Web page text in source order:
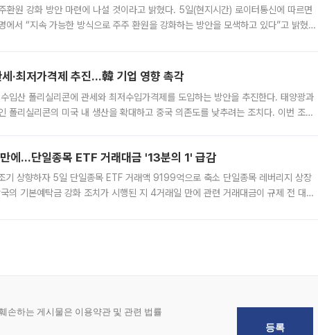
마련에 나설 것이라고 밝혔다. 5일(현지시간) 로이터통신에 따르면
에서 “지속 가능한 방식으로 주주 환원을 강화하는 방안을 모색하고 있다”고 밝혔다.
·최저가격제 추진…韓 기업 영향 촉각
입산 폴리실리콘에 관세와 최저수입가격제를 도입하는 방안을 추진한다. 태양광과
폴리실리콘의 미국 내 생산을 확대하고 중국 의존도를 낮추려는 조치다. 이번 조처
에…단일종목 ETF 거래대금 '13분의 1' 급감
상향하자 5일 단일종목 ETF 거래액 9199억으로 축소 단일종목 레버리지 상장
의 기본예탁금 강화 조치가 시행된 지 4거래일 만에 관련 거래대금이 규제 전 대비